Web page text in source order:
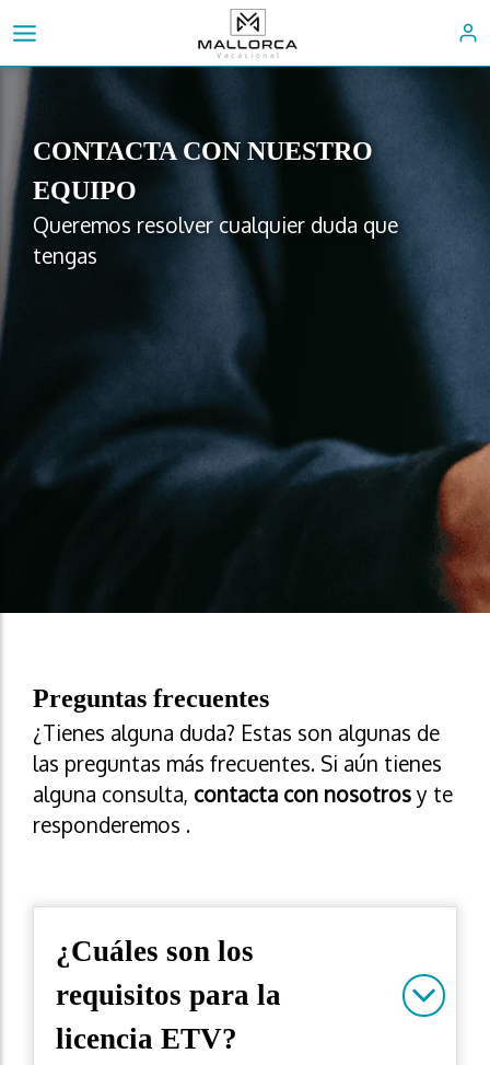
CONTACTA CON NUESTRO
EQUIPO
Queremos resolver cualquier duda que
tengas
Preguntas frecuentes
¿Tienes alguna duda? Estas son algunas de
las preguntas más frecuentes. Si aún tienes
alguna consulta, contacta con nosotros y te
responderemos .
¿Cuáles son los
requisitos para la
licencia ETV?